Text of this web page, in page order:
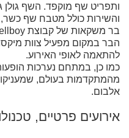
ותפריט שף מוקפד. השף גולן
והשירות כולל מטבח שף כשר,
בר משקאות של קבוצת Bellboy.
הבר במקום מפעיל צוות
להתאמה לאופי האירוע.
כמו כן, במתחם נערכות
מהמתקדמות בעולם,
אלבום.
אירועים פרטיים,